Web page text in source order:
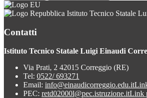
Istituto Tecnico Statale
Contatti
Istituto Tecnico Statale Luigi Einaudi
Via Prati, 2 42015 Correggio (RE)
Tel: 0522/ 693271
Email: info@einaudicorreggio.edu.it
PEC: retd02000l@pec.istruzione.itLink